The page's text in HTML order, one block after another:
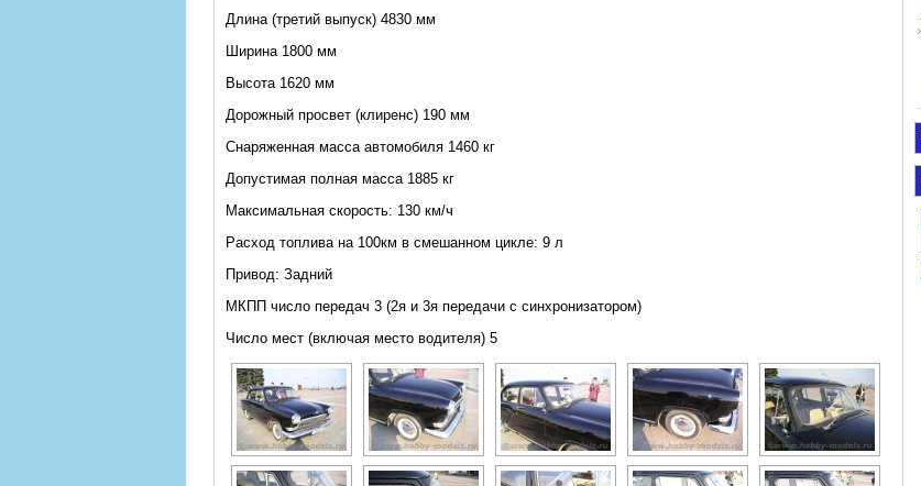
Длина (третий выпуск) 4830 мм
Ширина 1800 мм
Высота 1620 мм
Дорожный просвет (клиренс) 190 мм
Снаряженная масса автомобиля 1460 кг
Допустимая полная масса1885 кг
Максимальная скорость: 130 км/ч
Расход топлива на 100км в смешанном цикле: 9 л
Привод: Задний
МКПП число передач 3 (2я и 3я передачи с синхронизатором)
Число мест (включая место водителя) 5